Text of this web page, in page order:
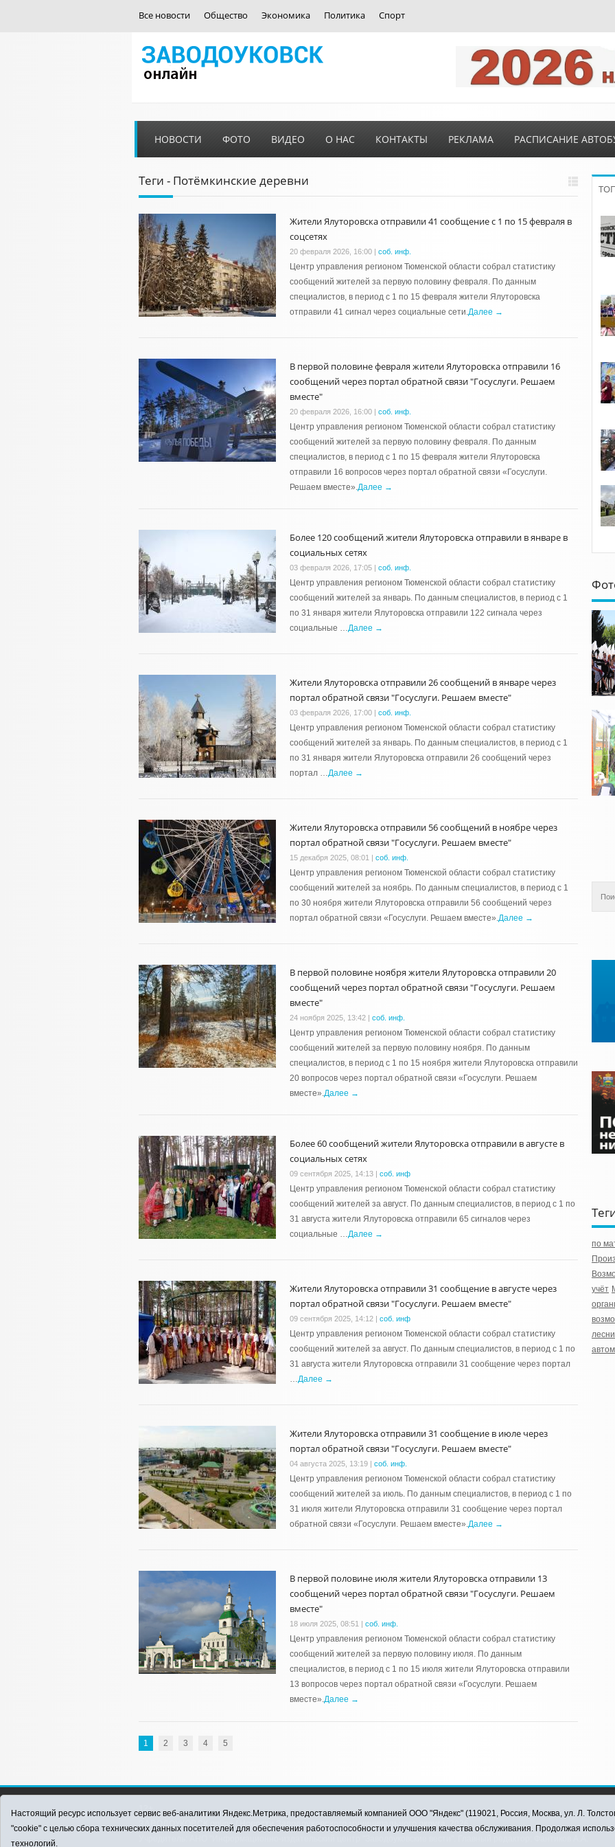
Все новости Общество Экономика Политика Спорт
НОВОСТИ ФОТО ВИДЕО О НАС КОНТАКТЫ РЕКЛАМА РАСПИСАНИЕ
Теги - Потёмкинские деревни
Жители Ялуторовска отправили 41 сообщение с 1 по 15 февраля в
соцсетях
20 февраля 2026, 16:00 | соб. инф.
Центр управления регионом Тюменской области собрал статистику
сообщений жителей за первую половину февраля. По данным
специалистов, в период с 1 по 15 февраля жители Ялуторовска
отправили 41 сигнал через социальные сети.Далее →
В первой половине февраля жители Ялуторовска отправили 16
сообщений через портал обратной связи "Госуслуги. Решаем
вместе"
20 февраля 2026, 16:00 | соб. инф.
Центр управления регионом Тюменской области собрал статистику
сообщений жителей за первую половину февраля. По данным
специалистов, в период с 1 по 15 февраля жители Ялуторовска
отправили 16 вопросов через портал обратной связи «Госуслуги.
Решаем вместе».Далее →
Более 120 сообщений жители Ялуторовска отправили в январе в
социальных сетях
03 февраля 2026, 17:05 | соб. инф.
Центр управления регионом Тюменской области собрал статистику
сообщений жителей за январь. По данным специалистов, в период с 1
по 31 января жители Ялуторовска отправили 122 сигнала через
социальные …Далее →
Жители Ялуторовска отправили 26 сообщений в январе через
портал обратной связи "Госуслуги. Решаем вместе"
03 февраля 2026, 17:00 | соб. инф.
Центр управления регионом Тюменской области собрал статистику
сообщений жителей за январь. По данным специалистов, в период с 1
по 31 января жители Ялуторовска отправили 26 сообщений через
портал …Далее →
Жители Ялуторовска отправили 56 сообщений в ноябре через
портал обратной связи "Госуслуги. Решаем вместе"
15 декабря 2025, 08:01 | соб. инф.
Центр управления регионом Тюменской области собрал статистику
сообщений жителей за ноябрь. По данным специалистов, в период с 1
по 30 ноября жители Ялуторовска отправили 56 сообщений через
портал обратной связи «Госуслуги. Решаем вместе».Далее →
В первой половине ноября жители Ялуторовска отправили 20
сообщений через портал обратной связи "Госуслуги. Решаем
вместе"
24 ноября 2025, 13:42 | соб. инф.
Центр управления регионом Тюменской области собрал статистику
сообщений жителей за первую половину ноября. По данным
специалистов, в период с 1 по 15 ноября жители Ялуторовска отправили
20 вопросов через портал обратной связи «Госуслуги. Решаем
вместе».Далее →
Более 60 сообщений жители Ялуторовска отправили в августе в
социальных сетях
09 сентября 2025, 14:13 | соб. инф
Центр управления регионом Тюменской области собрал статистику
сообщений жителей за август. По данным специалистов, в период с 1 по
31 августа жители Ялуторовска отправили 65 сигналов через
социальные …Далее →
Жители Ялуторовска отправили 31 сообщение в августе через
портал обратной связи "Госуслуги. Решаем вместе"
09 сентября 2025, 14:12 | соб. инф
Центр управления регионом Тюменской области собрал статистику
сообщений жителей за август. По данным специалистов, в период с 1 по
31 августа жители Ялуторовска отправили 31 сообщение через портал
…Далее →
Жители Ялуторовска отправили 31 сообщение в июле через
портал обратной связи "Госуслуги. Решаем вместе"
04 августа 2025, 13:19 | соб. инф.
Центр управления регионом Тюменской области собрал статистику
сообщений жителей за июль. По данным специалистов, в период с 1 по
31 июля жители Ялуторовска отправили 31 сообщение через портал
обратной связи «Госуслуги. Решаем вместе».Далее →
В первой половине июля жители Ялуторовска отправили 13
сообщений через портал обратной связи "Госуслуги. Решаем
вместе"
18 июля 2025, 08:51 | соб. инф.
Центр управления регионом Тюменской области собрал статистику
сообщений жителей за первую половину июля. По данным
специалистов, в период с 1 по 15 июля жители Ялуторовска отправили
13 вопросов через портал обратной связи «Госуслуги. Решаем
вместе».Далее →
1 2 3 4 5
по
учёт
ЗАВОДОУКОВСК online / Новости Заводоуковского муниципального округа, 2026
Настоящий ресурс использует сервис веб-аналитики Яндекс.Метрика, предоставляемый компанией ООО "Яндекс" (119021, Россия, Москва, ул. Л.
"cookie" с целью сбора технических данных посетителей для обеспечения работоспособности и улучшения качества обслуживания. Продолжая
технологий.